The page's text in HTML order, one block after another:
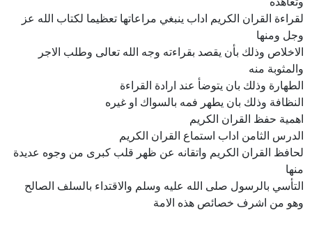
لقراءة القران الكريم اداب ينبغي مراعاتها تعظيما لكتاب الله عز
وجل ومنها
الاخلاص وذلك بأن يقصد بقراءته وجه الله تعالى وطلب الاجر
والمثوبة منه
الطهارة وذلك بان يتوضأ عند ارادة القراءة
النظافة وذلك بان يطهر فمه بالسواك او غيره
اهمية حفظ القران الكريم
الدرس الثامن اداب استماع القران الكريم
لحافظ القران الكريم واتقانه عن ظهر قلب كبرى من وجوه عديدة
منها
التأسي بالرسول صلى الله عليه وسلم والاقتداء بالسلف الصالح
وهو من اشرف خصائص هذه الامة